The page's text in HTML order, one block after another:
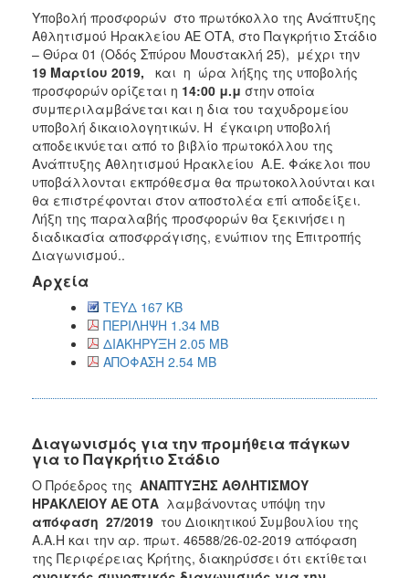
Υποβολή προσφορών στο πρωτόκολλο της Ανάπτυξης
Αθλητισμού Ηρακλείου ΑΕ ΟΤΑ, στο Παγκρήτιο Στάδιο
– Θύρα 01 (Οδός Σπύρου Μουστακλή 25), μέχρι την
19 Μαρτίου 2019, και η ώρα λήξης της υποβολής
προσφορών ορίζεται η 14:00 μ.μ στην οποία
συμπεριλαμβάνεται και η δια του ταχυδρομείου
υποβολή δικαιολογητικών. Η έγκαιρη υποβολή
αποδεικνύεται από το βιβλίο πρωτοκόλλου της
Ανάπτυξης Αθλητισμού Ηρακλείου Α.Ε. Φάκελοι που
υποβάλλονται εκπρόθεσμα θα πρωτοκολλούνται και
θα επιστρέφονται στον αποστολέα επί αποδείξει.
Λήξη της παραλαβής προσφορών θα ξεκινήσει η
διαδικασία αποσφράγισης, ενώπιον της Επιτροπής
Διαγωνισμού..
Αρχεία
ΤΕΥΔ 167 KB
ΠΕΡΙΛΗΨΗ 1.34 MB
ΔΙΑΚΗΡΥΞΗ 2.05 MB
ΑΠΟΦΑΣΗ 2.54 MB
Διαγωνισμός για την προμήθεια πάγκων
για το Παγκρήτιο Στάδιο
Ο Πρόεδρος της ΑΝΑΠΤΥΞΗΣ ΑΘΛΗΤΙΣΜΟΥ
ΗΡΑΚΛΕΙΟΥ ΑΕ ΟΤΑ λαμβάνοντας υπόψη την
απόφαση 27/2019 του Διοικητικού Συμβουλίου της
Α.Α.Η και την αρ. πρωτ. 46588/26-02-2019 απόφαση
της Περιφέρειας Κρήτης, διακηρύσσει ότι εκτίθεται